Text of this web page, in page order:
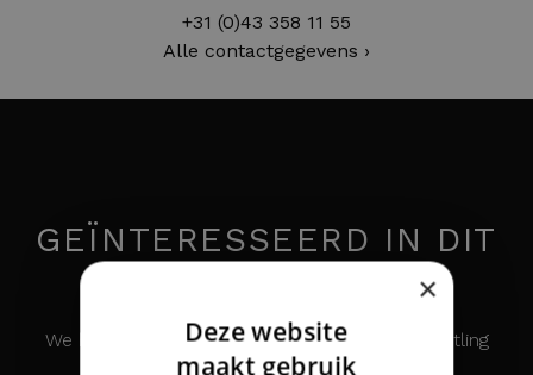
+31 (0)43 358 11 55
Alle contactgegevens ›
GEÏNTERESSEERD IN DIT
HORLOGE?
We houden u graag op de hoogte over de Breitling
×
Deze website
maakt gebruik